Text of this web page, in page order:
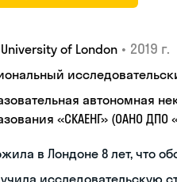
University of London • 2019 г.
автономная
«СКАЕНГ» (ОАНО ДПО
в Лондоне 8 лет, что
исследовательскую